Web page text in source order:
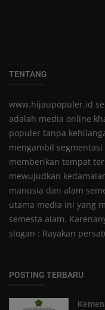
TENTANG
www.hijaupopuler.id
adalah media online
populer tanpa
mengambil
memberikan tempat
mewujudkan
manusia dan alam
utama media ini yang
semesta alam.
slogan : Rayakan
POSTING TERBARU